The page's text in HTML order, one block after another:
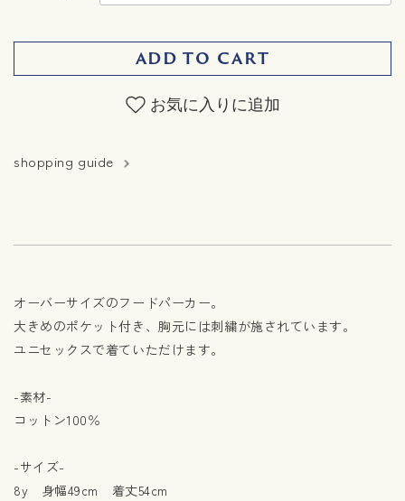
ADD TO CART
お気に入りに追加
shopping guide
オーバーサイズのフードパーカー。
大きめのポケット付き、胸元には刺繍が施されています。
ユニセックスで着ていただけます。
-素材-
コットン100％
-サイズ-
8y 身幅49cm 着丈54cm